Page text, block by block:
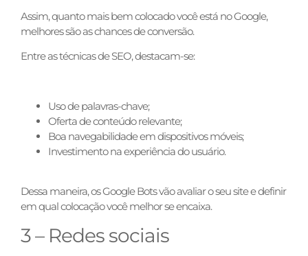
Assim, quanto mais bem colocado você está no Google,
melhores são as chances de conversão.
Entre as técnicas de SEO, destacam-se:
Uso de palavras-chave;
Oferta de conteúdo relevante;
Boa navegabilidade em dispositivos móveis;
Investimento na experiência do usuário.
Dessa maneira, os Google Bots vão avaliar o seu site e definir
em qual colocação você melhor se encaixa.
3 – Redes sociais